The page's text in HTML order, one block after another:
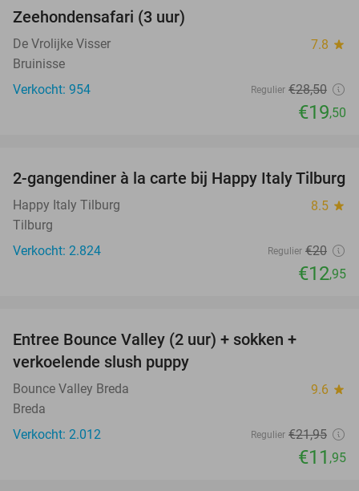
Zeehondensafari (3 uur)
De Vrolijke Visser 7.8 star
Bruinisse
Verkocht: 954
Regulier €28,50
€19,50
35%
2-gangendiner à la carte bij Happy Italy Tilburg
Happy Italy Tilburg 8.5 star
Tilburg
Verkocht: 2.824
Regulier €20
€12,95
Entree Bounce Valley (2 uur) + sokken +
verkoelende slush puppy
Bounce Valley Breda 9.6 star
Breda
Verkocht: 2.012
Regulier €21,95
€11 ,95